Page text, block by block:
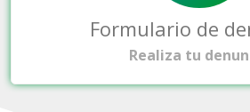
Formulario de
Realiza tu